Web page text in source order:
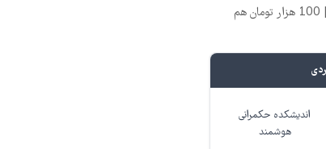
تتر میخوای؟ از آبان‌تتر بخر | 100 هزار تومان هم
اندیشکده حکمرانی
هوشمند